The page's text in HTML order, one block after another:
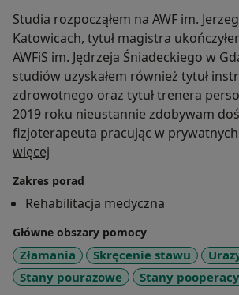
Studia rozpocząłem na AWF im.
Katowicach, tytuł magistra
AWFiS im. Jędrzeja Śniadeckiego w
studiów uzyskałem również tytuł
zdrowotnego oraz tytuł trenera
2019 roku nieustannie zdobywam
fizjoterapeuta pracując w
oraz w Puckim Centrum Medycznym.
różnych kursach doszkalających oraz
co pozwala mi zwiększać umiejętności
spoglądać na problem pacjenta, aby
najbardziej skutecznym. W swojej
stosuję metody pracy na tkankach
manualną oraz łączę je z
więcej
Zakres porad
Rehabilitacja medyczna
Główne obszary pomocy
Złamania Skręcenie stawu
Stany pourazowe
Stany